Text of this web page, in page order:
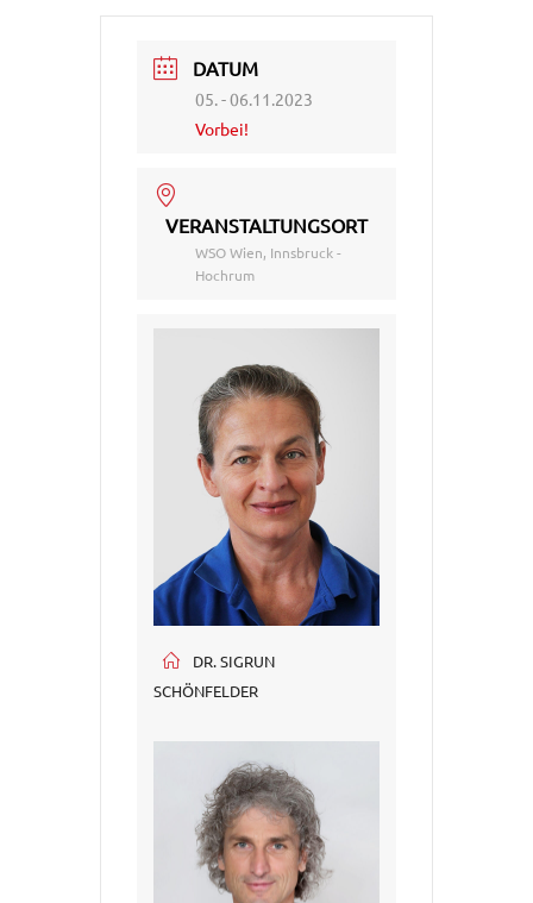
DATUM
05. - 06.11.2023
Vorbei!
VERANSTALTUNGSORT
WSO Wien, Innsbruck -
Hochrum
DR. SIGRUN
SCHÖNFELDER